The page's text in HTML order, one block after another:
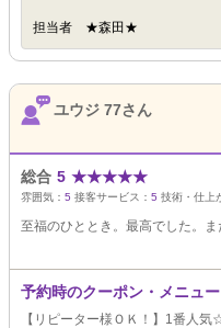
担当者 ★森田★
ユウジ 77さん
総合 5 ★★★★★
雰囲気： 5 接客サービス： 5 技術・仕上
至福のひととき。最高でした。
予約時のクーポン・メニュー
【リピーター様ＯＫ！】1番人